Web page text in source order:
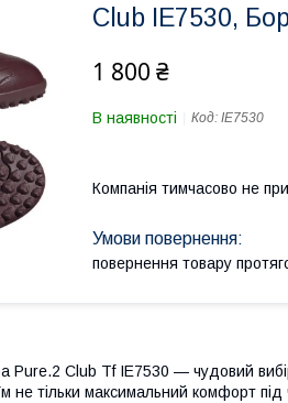
Club IE7530,
1 800 ₴
В наявності Код: IE7530
Компанія тимчасово не
повернення товару
Pure.2 Club Tf IE7530 — чудовий
не тільки максимальний комфорт